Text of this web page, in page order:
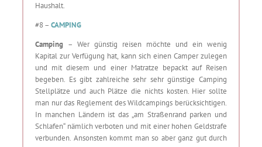
Haushalt.
#8 – CAMPING
Camping – Wer günstig reisen möchte und ein wenig
Kapital zur Verfügung hat, kann sich einen Camper zulegen
und mit diesem und einer Matratze bepackt auf Reisen
begeben. Es gibt zahlreiche sehr sehr günstige Camping
Stellplätze und auch Plätze die nichts kosten. Hier sollte
man nur das Reglement des Wildcampings berücksichtigen.
In manchen Ländern ist das „am Straßenrand parken und
Schlafen“ nämlich verboten und mit einer hohen Geldstrafe
verbunden. Ansonsten kommt man so aber ganz gut durch